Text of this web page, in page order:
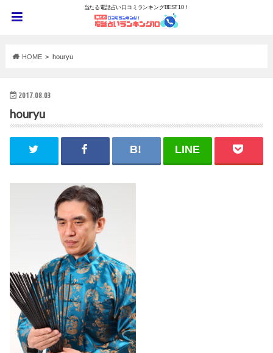
当たる電話占い口コミランキングBEST10！
HOME houryu
2017.08.03
houryu